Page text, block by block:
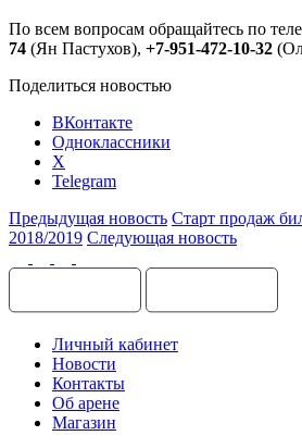
По всем вопросам обращайтесь по
74 (Ян Пастухов), +7-951-472-10-32
Поделиться новостью
ВКонтакте
Одноклассники
X
Telegram
Предыдущая новость Старт продаж
2018/2019 Следующая новость
Личный кабинет
Новости
Контакты
Об арене
Магазин